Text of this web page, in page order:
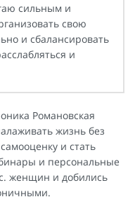
сильным и
свою
и сбалансировать
и
Романовская
жизнь без
и стать
и персональные
женщин и добились